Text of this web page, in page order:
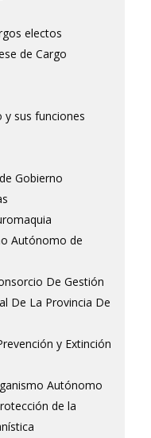
electos
de Cargo
y sus funciones
Gobierno
Autónomo de
De Gestión
De La Provincia De
y Extinción
Autónomo
de la